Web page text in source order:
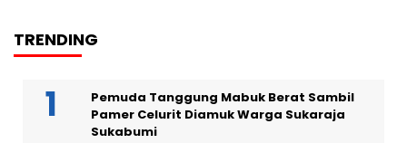
TRENDING
Pemuda Tanggung Mabuk Berat Sambil
Pamer Celurit Diamuk Warga Sukaraja
Sukabumi